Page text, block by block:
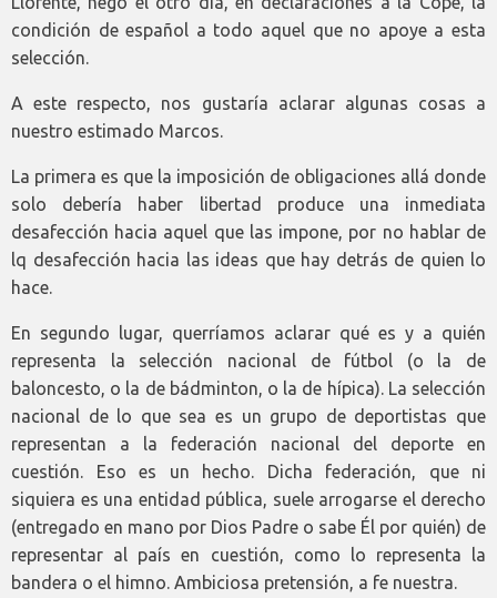
condición de español a todo aquel que no apoye a esta
selección.
A este respecto, nos gustaría aclarar algunas cosas a
nuestro estimado Marcos.
La primera es que la imposición de obligaciones allá donde
solo debería haber libertad produce una inmediata
desafección hacia aquel que las impone, por no hablar de
lq desafección hacia las ideas que hay detrás de quien lo
hace.
En segundo lugar, querríamos aclarar qué es y a quién
representa la selección nacional de fútbol (o la de
baloncesto, o la de bádminton, o la de hípica). La selección
nacional de lo que sea es un grupo de deportistas que
representan a la federación nacional del deporte en
cuestión. Eso es un hecho. Dicha federación, que ni
siquiera es una entidad pública, suele arrogarse el derecho
(entregado en mano por Dios Padre o sabe Él por quién) de
representar al país en cuestión, como lo representa la
bandera o el himno. Ambiciosa pretensión, a fe nuestra.